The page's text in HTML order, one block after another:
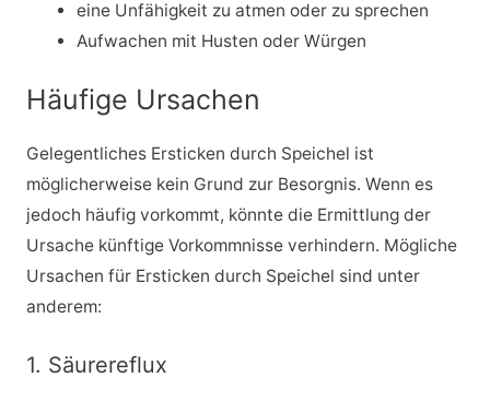
eine Unfähigkeit zu atmen oder zu sprechen
Aufwachen mit Husten oder Würgen
Häufige Ursachen
Gelegentliches Ersticken durch Speichel ist
möglicherweise kein Grund zur Besorgnis. Wenn es
jedoch häufig vorkommt, könnte die Ermittlung der
Ursache künftige Vorkommnisse verhindern. Mögliche
Ursachen für Ersticken durch Speichel sind unter
anderem:
1. Säurereflux